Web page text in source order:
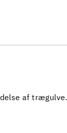
af trægulve.